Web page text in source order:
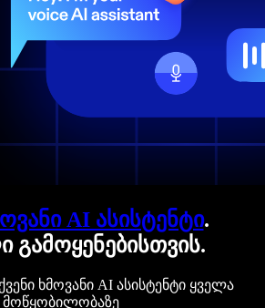
AI ასისტენტი.
გამოყენებისთვის.
ხმოვანი AI ასისტენტი ყველა
მოწყობილობაზე